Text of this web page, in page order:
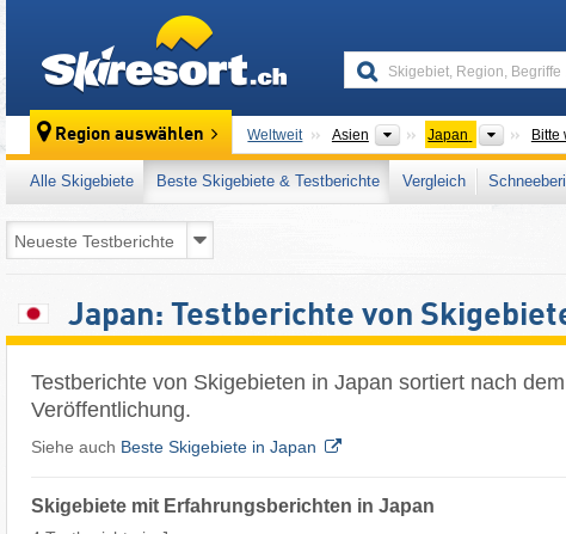
Region auswählen Weltweit Asien Kontinente
Japan Länder
Bitte
Alle Skigebiete Beste Skigebiete & Testberichte Vergleich
Japan: Testberichte von
Testberichte von Skigebieten in Japan sortiert nach
Veröffentlichung.
Siehe auch Beste Skigebiete in Japan
Skigebiete mit Erfahrungsberichten in Japan